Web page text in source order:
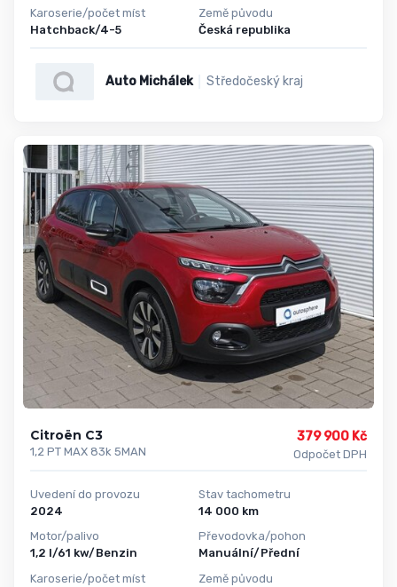
Karoserie/počet míst
Hatchback/4-5
Země původu
Česká republika
Auto Michálek Středočeský kraj
Citroën C3
1,2 PT MAX 83k 5MAN
379 900 Kč
Odpočet DPH
Uvedení do provozu
2024
Motor/palivo
1,2 l/61 kw/Benzin
Karoserie/počet míst
Stav tachometru
14 000 km
Převodovka/pohon
Manuální/Přední
Země původu